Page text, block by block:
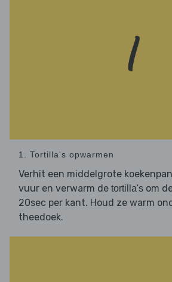
1. Tortilla's opwarmen
Verhit een middelgrote
vuur en verwarm de tortilla's om
20sec per kant. Houd ze warm
theedoek.